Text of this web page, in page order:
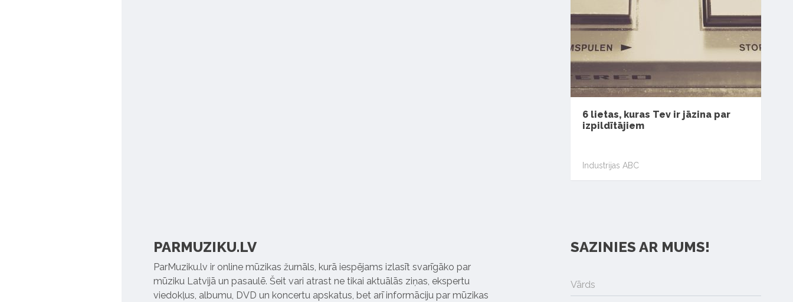
6 lietas, kuras Tev ir jāzina par
izpildītājiem
Industrijas ABC
PARMUZIKU.LV
ParMuziku.lv ir online mūzikas žurnāls, kurā iespējams izlasīt svarīgāko par
mūziku Latvijā un pasaulē. Šeit vari atrast ne tikai aktuālās ziņas, ekspertu
viedokļus, albumu, DVD un koncertu apskatus, bet arī informāciju par mūzikas
SAZINIES AR MUMS!
Vārds